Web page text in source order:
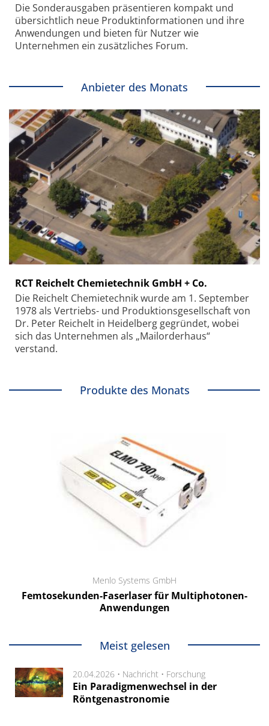
Die Sonder­ausgaben präsentieren kompakt und
übersichtlich neue Produkt­informationen und ihre
Anwendungen und bieten für Nutzer wie
Unternehmen ein zusätzliches Forum.
Anbieter des Monats
RCT Reichelt Chemietechnik GmbH + Co.
Die Reichelt Chemietechnik wurde am 1. September
1978 als Vertriebs- und Produktionsgesellschaft von
Dr. Peter Reichelt in Heidelberg gegründet, wobei
sich das Unternehmen als „Mailorderhaus“
verstand.
Produkte des Monats
Menlo Systems GmbH
Femtosekunden-Faserlaser für Multiphotonen-
Anwendungen
Meist gelesen
20.04.2026 • Nachricht • Forschung
Ein Paradigmenwechsel in der
Röntgenastronomie